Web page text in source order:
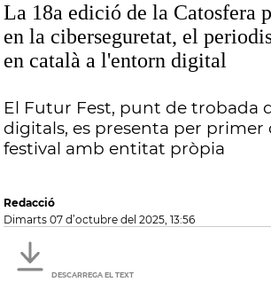
La 18a edició de la Catosfera
en la ciberseguretat, el
en català a l'entorn digital
El Futur Fest, punt de trobada
digitals, es presenta per primer
festival amb entitat pròpia
Redacció
dimarts 07 d’octubre del 2025, 13:56
DESCARREGA EL TEXT